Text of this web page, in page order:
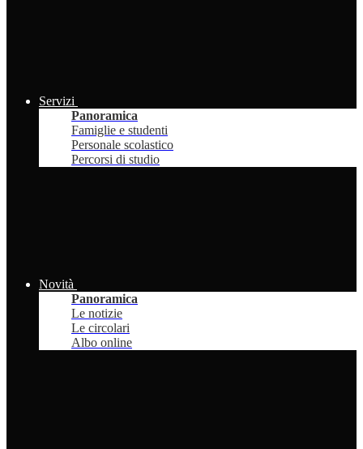
Servizi
Panoramica
Famiglie e studenti
Personale scolastico
Percorsi di studio
Novità
Panoramica
Le notizie
Le circolari
Albo online